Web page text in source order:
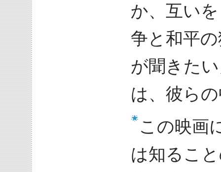
か、互い
争と和平
が聞きた
は、彼ら
この映画
は知るこ